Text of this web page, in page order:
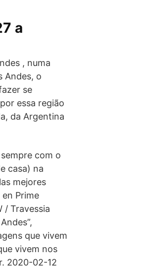
a
, numa
Andes, o
se
essa região
da Argentina
com o
casa) na
mejores
Prime
/ Travessia
que vivem
vivem nos
2020-02-12